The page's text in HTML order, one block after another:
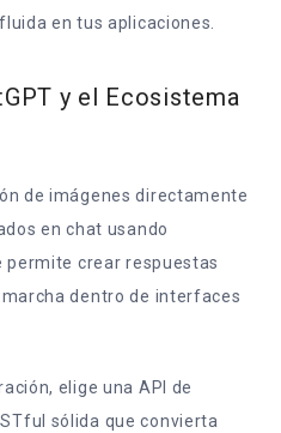
en tus aplicaciones.
y el Ecosistema
de imágenes directamente
en chat usando
permite crear respuestas
dentro de interfaces
elige una API de
sólida que convierta